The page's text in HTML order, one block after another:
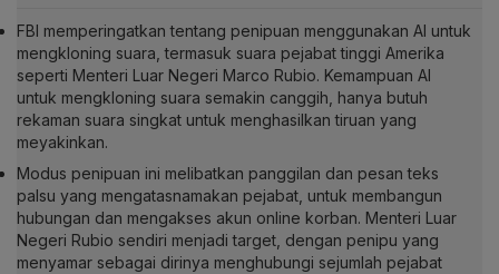
FBI memperingatkan tentang penipuan menggunakan AI untuk
mengkloning suara, termasuk suara pejabat tinggi Amerika
seperti Menteri Luar Negeri Marco Rubio. Kemampuan AI
untuk mengkloning suara semakin canggih, hanya butuh
rekaman suara singkat untuk menghasilkan tiruan yang
meyakinkan.
Modus penipuan ini melibatkan panggilan dan pesan teks
palsu yang mengatasnamakan pejabat, untuk membangun
hubungan dan mengakses akun online korban. Menteri Luar
Negeri Rubio sendiri menjadi target, dengan penipu yang
menyamar sebagai dirinya menghubungi sejumlah pejabat